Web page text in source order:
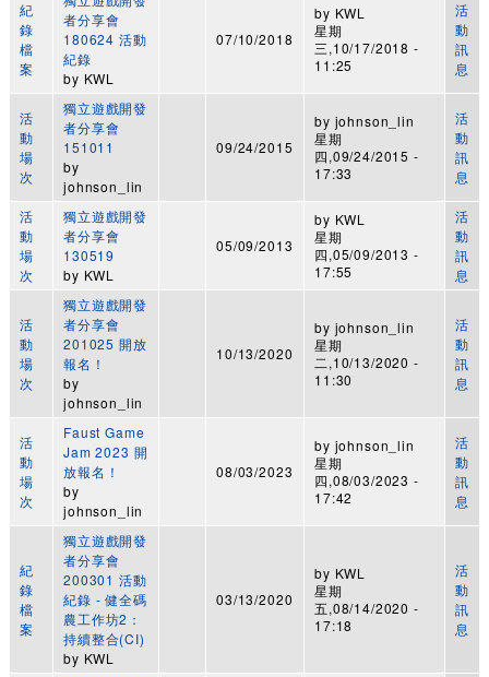
紀
錄
檔
案
者分享會
180624 活動
紀錄
by KWL
07/10/2018
by KWL
星期
三,10/17/2018 -
11:25
活
動
訊
息
活
動
場
次
獨立遊戲開發
者分享會
151011
by
johnson_lin
09/24/2015
by johnson_lin
星期
四,09/24/2015 -
17:33
活
動
訊
息
活
動
場
次
獨立遊戲開發
者分享會
130519
by KWL
05/09/2013
by KWL
星期
四,05/09/2013 -
17:55
活
動
訊
息
活
動
場
次
獨立遊戲開發
者分享會
201025 開放
報名！
by
johnson_lin
10/13/2020
by johnson_lin
星期
二,10/13/2020 -
11:30
活
動
訊
息
活
動
場
次
Faust Game
Jam 2023 開
放報名！
by
johnson_lin
08/03/2023
by johnson_lin
星期
四,08/03/2023 -
17:42
活
動
訊
息
紀
錄
檔
案
獨立遊戲開發
者分享會
200301 活動
紀錄 - 健全碼
農工作坊2：
持續整合(CI)
by KWL
03/13/2020
by KWL
星期
五,08/14/2020 -
17:18
活
動
訊
息